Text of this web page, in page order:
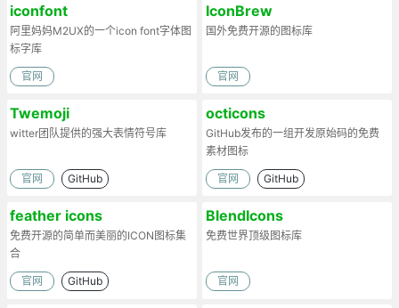
iconfont
阿里妈妈M2UX的一个icon font字体图
标字库
官网
IconBrew
国外免费开源的图标库
官网
Twemoji
witter团队提供的强大表情符号库
官网 GitHub
octicons
GitHub发布的一组开发原始码的免费
素材图标
官网 GitHub
feather icons
免费开源的简单而美丽的ICON图标集
合
官网 GitHub
BlendIcons
免费世界顶级图标库
官网